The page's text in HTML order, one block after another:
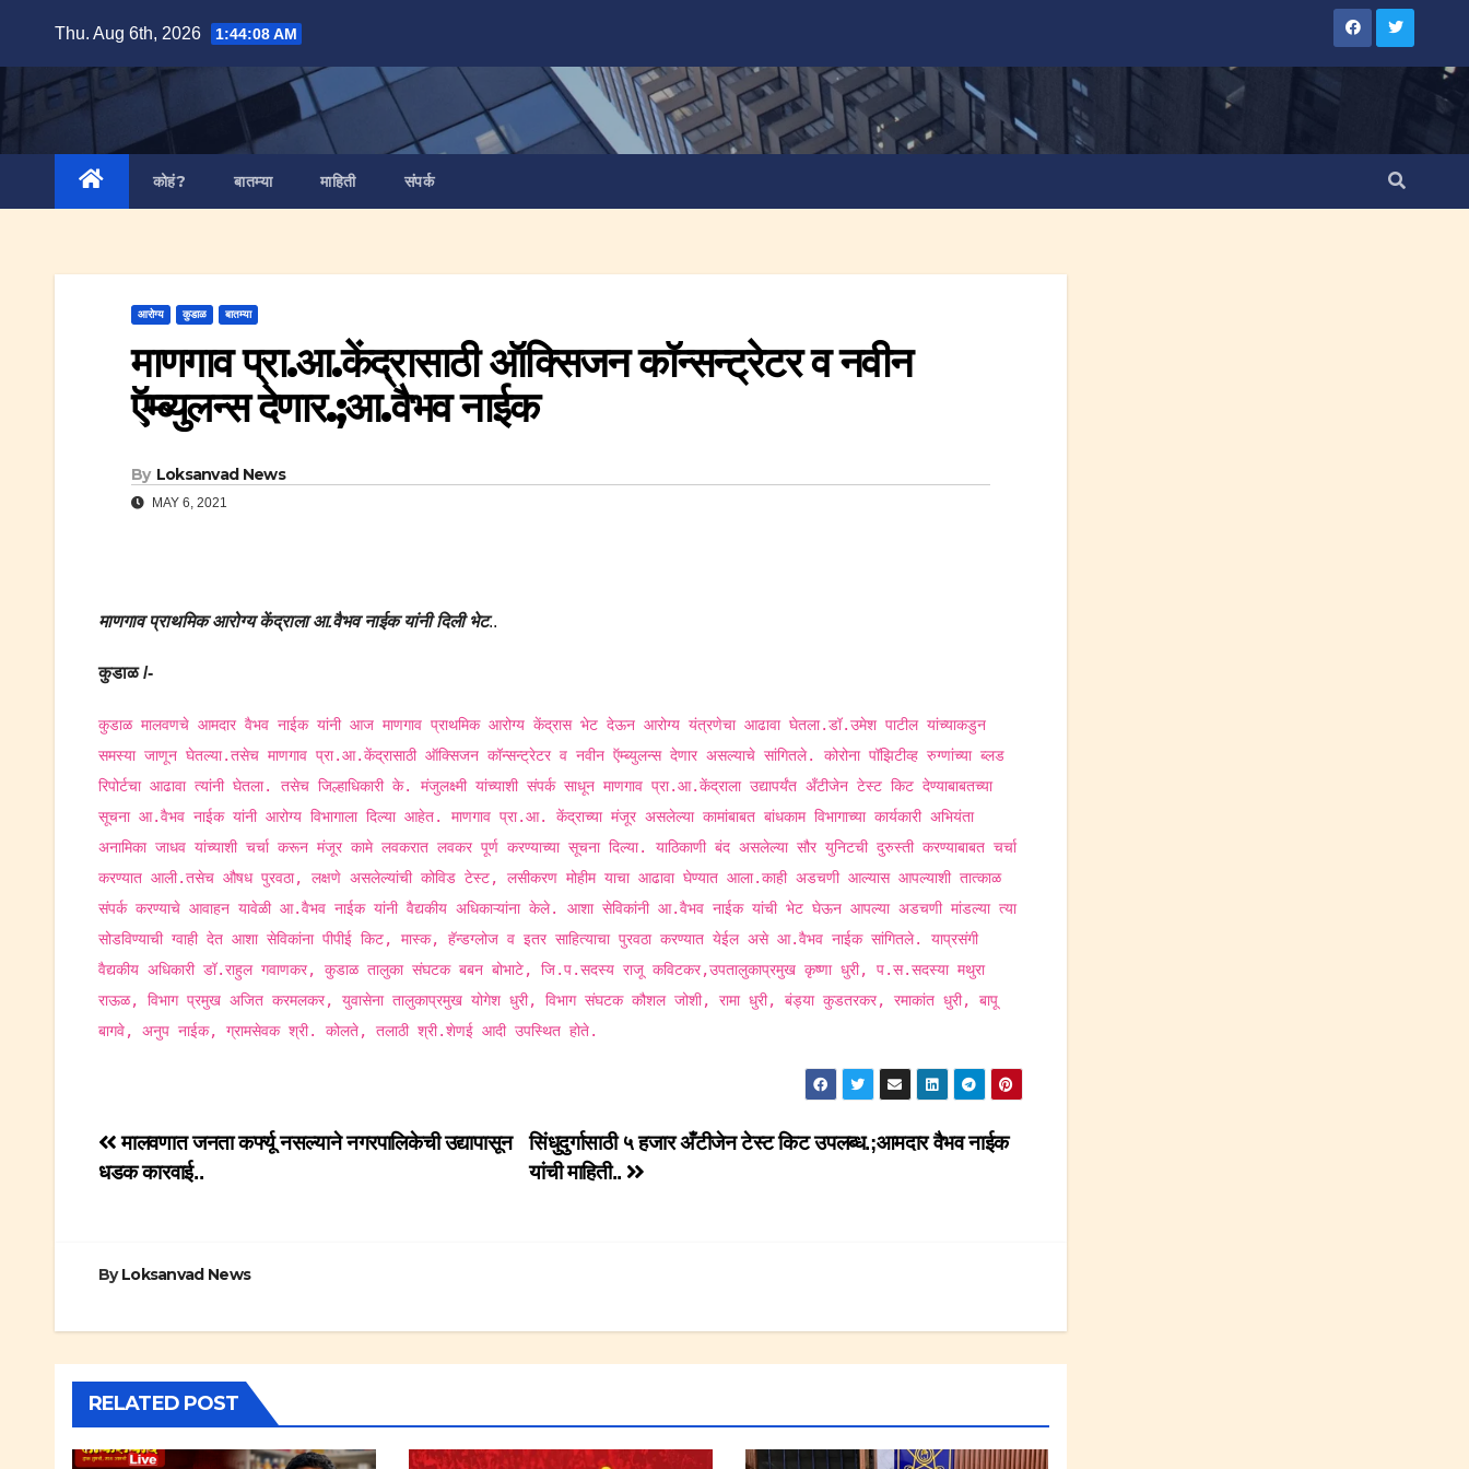
content
Thu. Aug 6th, 2026 1:44:09 AM
कोहं? बातम्या माहिती संपर्क
आरोग्य कुडाळ बातम्या
माणगाव प्रा.आ.केंद्रासाठी ऑक्सिजन कॉन्सन्ट्रेटर व नवीन
ऍम्ब्युलन्स देणार.;आ.वैभव नाईक
By Loksanvad News
MAY 6, 2021
माणगाव प्राथमिक आरोग्य केंद्राला आ.वैभव नाईक यांनी दिली भेट..
कुडाळ /-
कुडाळ मालवणचे आमदार वैभव नाईक यांनी आज माणगाव प्राथमिक आरोग्य केंद्रास भेट देऊन आरोग्य यंत्रणेचा आढावा घेतला.डॉ.उमेश पाटील यांच्याकडुन
समस्या जाणून घेतल्या.तसेच माणगाव प्रा.आ.केंद्रासाठी ऑक्सिजन कॉन्सन्ट्रेटर व नवीन ऍम्ब्युलन्स देणार असल्याचे सांगितले. कोरोना पॉझिटीव्ह रुग्णांच्या ब्लड
रिपोर्टचा आढावा त्यांनी घेतला. तसेच जिल्हाधिकारी के. मंजुलक्ष्मी यांच्याशी संपर्क साधून माणगाव प्रा.आ.केंद्राला उद्यापर्यंत अँटीजेन टेस्ट किट देण्याबाबतच्या
सूचना आ.वैभव नाईक यांनी आरोग्य विभागाला दिल्या आहेत. माणगाव प्रा.आ. केंद्राच्या मंजूर असलेल्या कामांबाबत बांधकाम विभागाच्या कार्यकारी अभियंता
अनामिका जाधव यांच्याशी चर्चा करून मंजूर कामे लवकरात लवकर पूर्ण करण्याच्या सूचना दिल्या. याठिकाणी बंद असलेल्या सौर युनिटची दुरुस्ती करण्याबाबत चर्चा
करण्यात आली.तसेच औषध पुरवठा, लक्षणे असलेल्यांची कोविड टेस्ट, लसीकरण मोहीम याचा आढावा घेण्यात आला.काही अडचणी आल्यास आपल्याशी तात्काळ
संपर्क करण्याचे आवाहन यावेळी आ.वैभव नाईक यांनी वैद्यकीय अधिकाऱ्यांना केले. आशा सेविकांनी आ.वैभव नाईक यांची भेट घेऊन आपल्या अडचणी मांडल्या त्या
सोडविण्याची ग्वाही देत आशा सेविकांना पीपीई किट, मास्क, हॅन्डग्लोज व इतर साहित्याचा पुरवठा करण्यात येईल असे आ.वैभव नाईक सांगितले. याप्रसंगी
वैद्यकीय अधिकारी डॉ.राहुल गवाणकर, कुडाळ तालुका संघटक बबन बोभाटे, जि.प.सदस्य राजू कविटकर,उपतालुकाप्रमुख कृष्णा धुरी, प.स.सदस्या मथुरा
राऊळ, विभाग प्रमुख अजित करमलकर, युवासेना तालुकाप्रमुख योगेश धुरी, विभाग संघटक कौशल जोशी, रामा धुरी, बंड्या कुडतरकर, रमाकांत धुरी, बापू
बागवे, अनुप नाईक, ग्रामसेवक श्री. कोलते, तलाठी श्री.शेणई आदी उपस्थित होते.
Post
navigation
सिंधुदुर्गासाठी ५ हजार अँटीजेन टेस्ट किट उपलब्ध.;आमदार वैभव नाईक
यांची माहिती..
मालवणात जनता कर्फ्यू नसल्याने नगरपालिकेची उद्यापासून
धडक कारवाई..
ByLoksanvad News
RELATED POST